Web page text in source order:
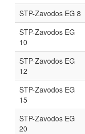
STP-Zavodos EG 8
STP-Zavodos EG
10
STP-Zavodos EG
12
STP-Zavodos EG
15
STP-Zavodos EG
20